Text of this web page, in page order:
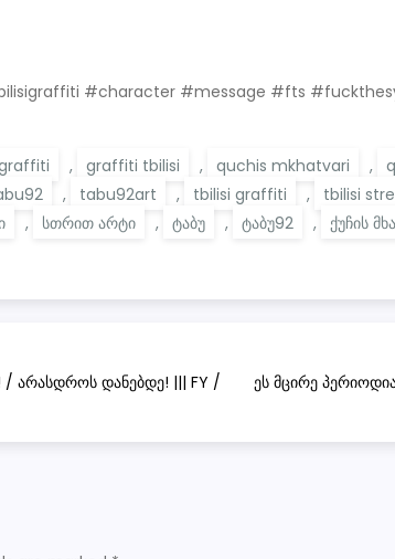
#character #message #fts
, graffiti tbilisi , quchis mkhatvari ,
, tabu92art , tbilisi graffiti , tbilisi
, სთრით არტი , ტაბუ , ტაბუ92 , ქუჩის
/ არასდროს დანებდე! ||| FY /
ეს მცირე